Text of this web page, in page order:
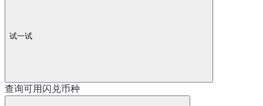
试一试
查询可用闪兑币种